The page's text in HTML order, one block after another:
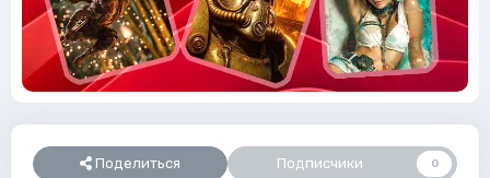
Поделиться Подписчики 0